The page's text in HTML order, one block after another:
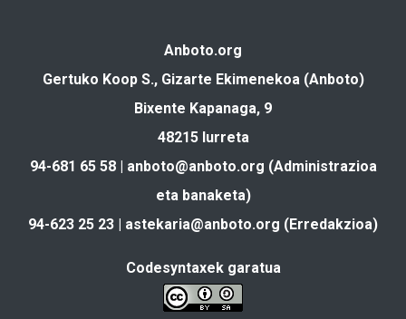
Anboto.org
Gertuko Koop S., Gizarte Ekimenekoa (Anboto)
Bixente Kapanaga, 9
48215 Iurreta
94-681 65 58 | anboto@anboto.org (Administrazioa
eta banaketa)
94-623 25 23 | astekaria@anboto.org (Erredakzioa)
Codesyntaxek garatua